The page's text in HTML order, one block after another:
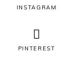
INSTAGRAM
PINTEREST